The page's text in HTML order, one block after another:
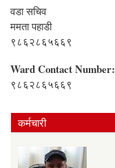
वडा सचिव
ममता पहाडी
९८६२८६५६६९
Ward Contact Number:
९८६२८६५६६९
कर्मचारी